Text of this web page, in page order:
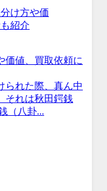
価値、買取依頼に
られた際、真ん中
それは秋田鍔銭
（八卦...